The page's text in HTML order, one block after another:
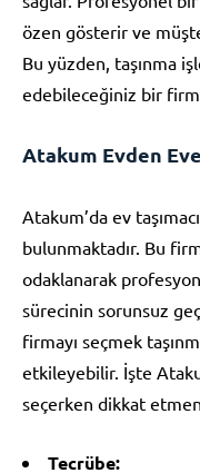
özen gösterir ve
Bu yüzden, taşınma
edebileceğiniz bir
Atakum Evden
Atakum’da ev
bulunmaktadır. Bu
odaklanarak
sürecinin sorunsuz
firmayı seçmek
etkileyebilir. İşte
seçerken dikkat
Tecrübe: